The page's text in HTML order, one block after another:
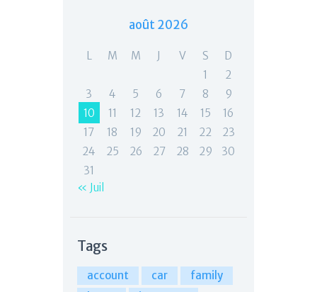
août 2026
L M M J V S
D
1
2
3
4 5 6 7 8
9
10
11 12 13 14 15
16
17
18 19 20 21 22
23
24
25 26 27 28 29
30
31
« Juil
Tags
account car
family